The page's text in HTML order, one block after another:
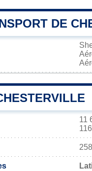
DE
11